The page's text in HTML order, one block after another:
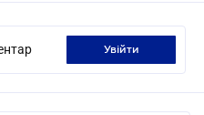
увійти